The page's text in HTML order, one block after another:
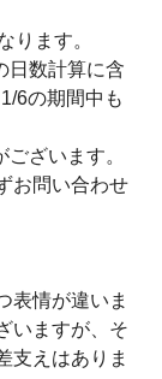
ります。
日数計算に含
6の期間中も
ざいます。
お問い合わせ
表情が違いま
いますが、そ
支えはありま